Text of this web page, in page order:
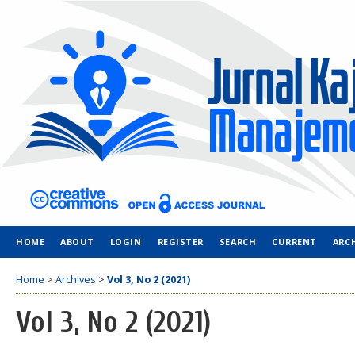
HOME ABOUT LOGIN REGISTER SEARCH CURRENT
Home > Archives > Vol 3, No 2 (2021)
Vol 3, No 2 (2021)